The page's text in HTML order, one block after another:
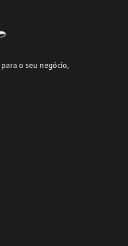
o seu negócio,